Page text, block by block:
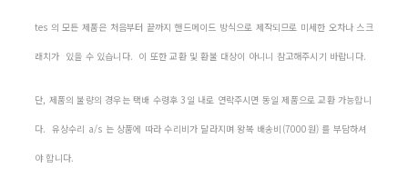
tes 의 모든 제품은 처음부터 끝까지 핸드메이드 방식으로 제작되므로 미세한 오차나 스크
래치가 있을 수 있습니다. 이 또한 교환 및 환불 대상이 아니니 참고해주시기 바랍니다.
단, 제품의 불량의 경우는 택배 수령후 3일 내로 연락주시면 동일 제품으로 교환 가능합니
다. 유상수리 a/s 는 상품에 따라 수리비가 달라지며 왕복 배송비(7000원) 를 부담하셔
야 합니다.